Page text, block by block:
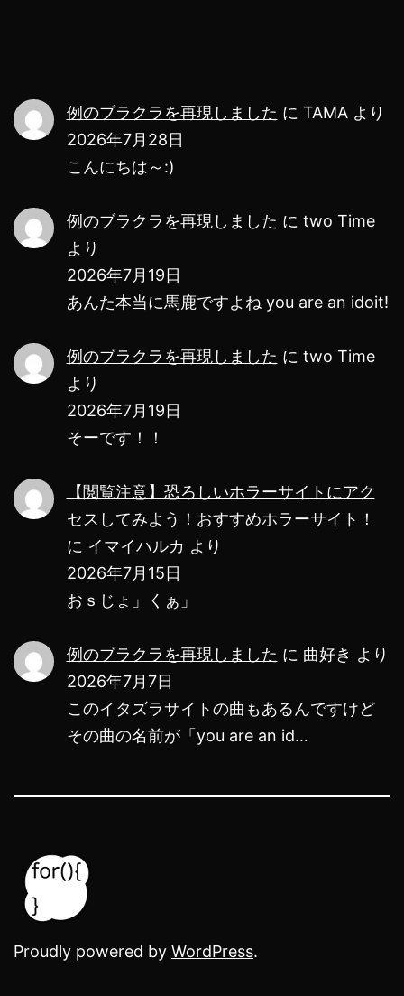
ン
例のブラクラを再現しました に TAMAより
2026年7月28日
こんにちは～:)
例のブラクラを再現しました に two Time
より
2026年7月19日
あんた本当に馬鹿ですよね you are an idoit!
例のブラクラを再現しました に two Time
より
2026年7月19日
そーです！！
【閲覧注意】恐ろしいホラーサイトにアク
セスしてみよう！おすすめホラーサイト！
に イマイハルカ より
2026年7月15日
おｓじょ」くぁ」
例のブラクラを再現しました に 曲好き より
2026年7月7日
このイタズラサイトの曲もあるんですけど
その曲の名前が「you are an id…
Proudly powered by WordPress.